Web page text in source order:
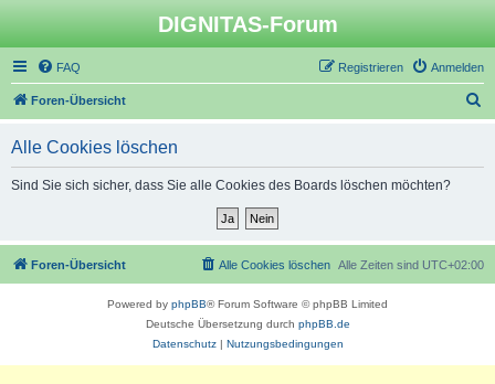
DIGNITAS-Forum
FAQ Anmelden
Registrieren
Foren-Übersicht
Alle Cookies löschen
Sind Sie sich sicher, dass Sie alle Cookies des Boards löschen möchten?
Foren-Übersicht Alle Zeiten sind UTC+02:00
Alle Cookies löschen
Powered by phpBB® Forum Software © phpBB Limited
Deutsche Übersetzung durch phpBB.de
Datenschutz| Nutzungsbedingungen